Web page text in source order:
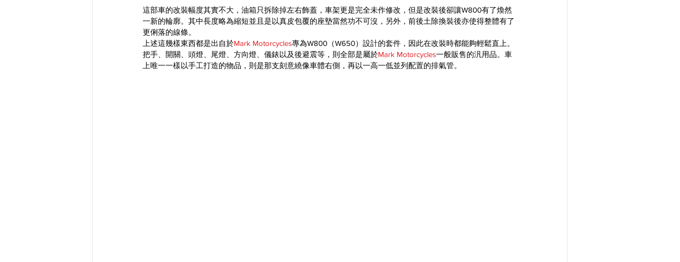
這部車的改裝幅度其實不大，油箱只拆除掉左右飾蓋，車架更是完全未作修改，但是改裝後卻讓W800有了煥然
一新的輪廓。其中長度略為縮短並且是以真皮包覆的座墊當然功不可沒，另外，前後土除換裝後亦使得整體有了
更俐落的線條。
上述這幾樣東西都是出自於Mark Motorcycles專為W800（W650）設計的套件，因此在改裝時都能夠輕鬆直上。
把手、開關、頭燈、尾燈、方向燈、儀錶以及後避震等，則全部是屬於Mark Motorcycles一般販售的汎用品。車
上唯一一樣以手工打造的物品，則是那支刻意繞像車體右側，再以一高一低並列配置的排氣管。